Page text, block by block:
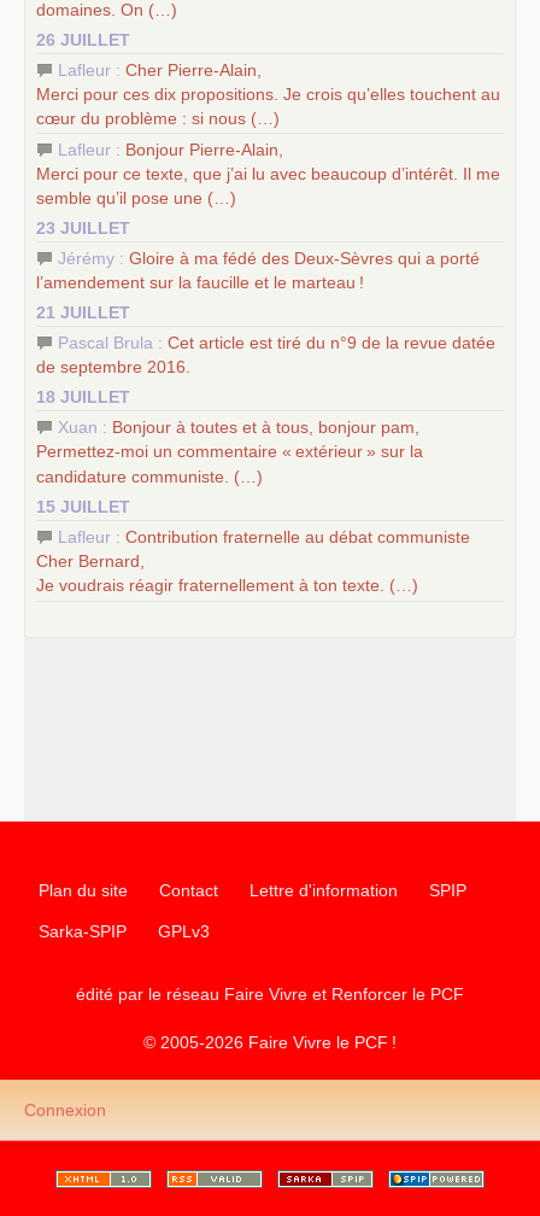
domaines. On (…)
26 JUILLET
Lafleur : Cher Pierre-Alain,
Merci pour ces dix propositions. Je crois qu’elles touchent au
cœur du problème : si nous (…)
Lafleur : Bonjour Pierre-Alain,
Merci pour ce texte, que j’ai lu avec beaucoup d’intérêt. Il me
semble qu’il pose une (…)
23 JUILLET
Jérémy : Gloire à ma fédé des Deux-Sèvres qui a porté
l’amendement sur la faucille et le marteau !
21 JUILLET
Pascal Brula : Cet article est tiré du n°9 de la revue datée
de septembre 2016.
18 JUILLET
Xuan : Bonjour à toutes et à tous, bonjour pam,
Permettez-moi un commentaire « extérieur» sur la
candidature communiste. (…)
15 JUILLET
Lafleur : Contribution fraternelle au débat communiste
Cher Bernard,
Je voudrais réagir fraternellement à ton texte. (…)
Plan du site Contact Lettre d'information SPIP
Sarka-SPIP GPLv3
édité par le réseau Faire Vivre et Renforcer le PCF
© 2005-2026 Faire Vivre le PCF !
Connexion